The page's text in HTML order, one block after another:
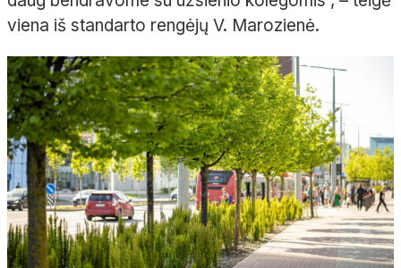
viena iš standarto rengėjų V. Marozienė.